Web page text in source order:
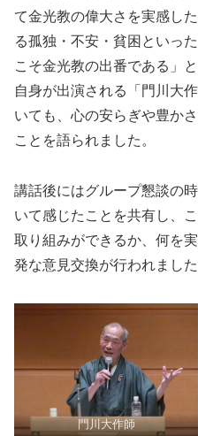
て金光教の偉大さを実感し
る孤独・不安・貧困といっ
こそ金光教の出番である」
自身が出演される「門川大
いても、心の安らぎや豊か
ことを語られました。
講話後にはグループ懇談の
いて感じたことを共有し、
取り組みができるか、何を
発な意見交換が行われました
門川大作師